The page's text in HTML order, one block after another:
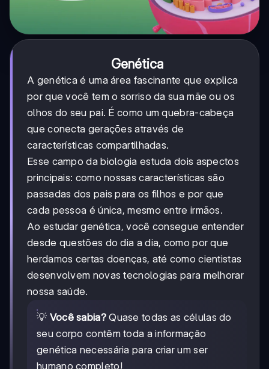
Genética
A genética é uma área fascinante que explica
por que você tem o sorriso da sua mãe ou os
olhos do seu pai. É como um quebra-cabeça
que conecta gerações através de
características compartilhadas.
Esse campo da biologia estuda dois aspectos
principais: como nossas características são
passadas dos pais para os filhos e por que
cada pessoa é única, mesmo entre irmãos.
Ao estudar genética, você consegue entender
desde questões do dia a dia, como por que
herdamos certas doenças, até como cientistas
desenvolvem novas tecnologias para melhorar
nossa saúde.
💡 Você sabia?Quase todas as células do
seu corpo contêm toda a informação
genética necessária para criar um ser
humano completo!